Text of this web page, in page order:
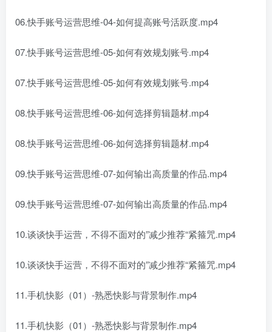
06.快手账号运营思维-04-如何提高账号活跃度.mp4
07.快手账号运营思维-05-如何有效规划账号.mp4
07.快手账号运营思维-05-如何有效规划账号.mp4
08.快手账号运营思维-06-如何选择剪辑题材.mp4
08.快手账号运营思维-06-如何选择剪辑题材.mp4
09.快手账号运营思维-07-如何输出高质量的作品.mp4
09.快手账号运营思维-07-如何输出高质量的作品.mp4
10.谈谈快手运营，不得不面对的”减少推荐“紧箍咒.mp4
10.谈谈快手运营，不得不面对的”减少推荐“紧箍咒.mp4
11.手机快影（01）-熟悉快影与背景制作.mp4
11.手机快影（01）-熟悉快影与背景制作.mp4